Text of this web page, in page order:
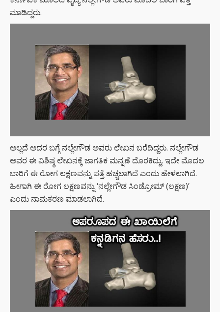
ಮಾಡಿದ್ದರು.
ಅಲ್ಲದೆ ಅದರ ಬಗ್ಗೆ ನಲ್ಲೇಗೌಡ ಅವರು ಲೇಖನ ಬರೆದಿದ್ದರು. ನಲ್ಲೇಗೌಡ
ಅವರ ಈ ವಿಶಿಷ್ಠ ಲೇಖನಕ್ಕೆ ಜಾಗತಿಕ ಮನ್ನಣೆ ದೊರಕಿದ್ದು, ಇದೇ ಮೊದಲ
ಬಾರಿಗೆ ಈ ರೋಗ ಲಕ್ಷಣವನ್ನು ಪತ್ತೆ ಹಚ್ಚಲಾಗಿದೆ ಎಂದು ಹೇಳಲಾಗಿದೆ.
ಹೀಗಾಗಿ ಈ ರೋಗ ಲಕ್ಷಣವನ್ನು ‘ನಲ್ಲೇಗೌಡ ಸಿಂಡ್ರೋಮ್‌ (ಲಕ್ಷಣ)’
ಎಂದು ನಾಮಕರಣ ಮಾಡಲಾಗಿದೆ.